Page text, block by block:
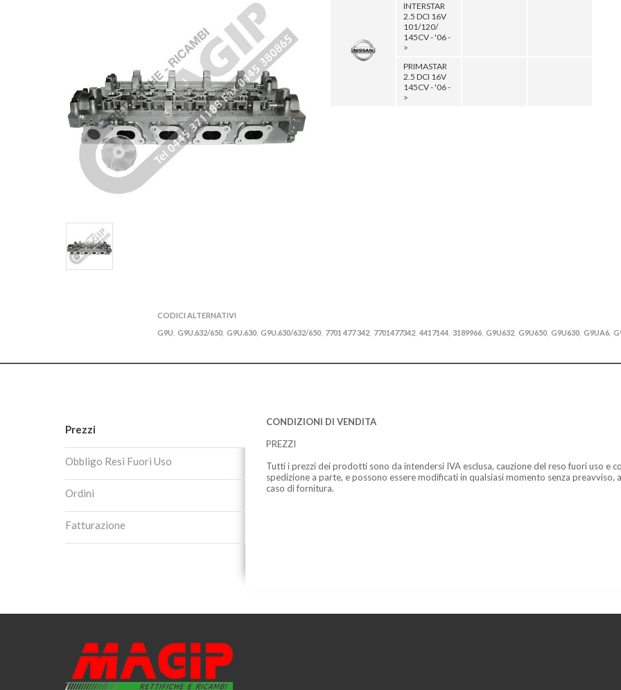
INTERSTAR
2.5 DCI 16V
101/120/
145CV - '06 -
>
PRIMASTAR
2.5 DCI 16V
145CV - '06 -
>
CODICI ALTERNATIVI
G9U G9U.632/650 G9U.630 G9U.630/632/650 7701 477 342 7701477342 4417144 3189966 G9U632 G9U650 G9U630 G9UA6
Prezzi
Obbligo Resi Fuori Uso
Ordini
Fatturazione
CONDIZIONI DI VENDITA
PREZZI
Tutti i prezzi dei prodotti sono da intendersi IVA esclusa, cauzione del reso fuori uso e
spedizione a parte, e possono essere modificati in qualsiasi momento senza preavviso,
caso di fornitura.